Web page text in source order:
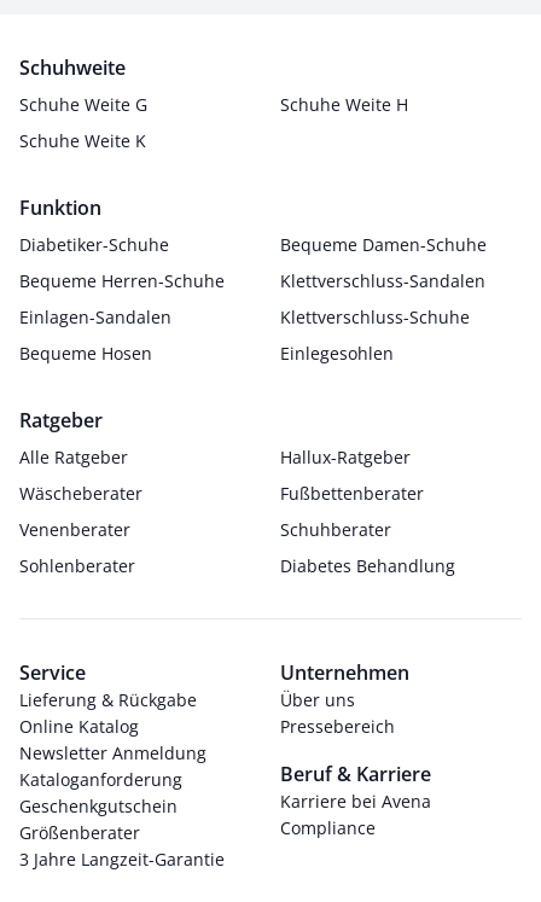
Schuhweite
Schuhe Weite G
Schuhe Weite H
Schuhe Weite K
Funktion
Diabetiker-Schuhe
Bequeme Damen-Schuhe
Bequeme Herren-Schuhe
Klettverschluss-Sandalen
Einlagen-Sandalen
Klettverschluss-Schuhe
Bequeme Hosen
Einlegesohlen
Ratgeber
Alle Ratgeber
Hallux-Ratgeber
Wäscheberater
Fußbettenberater
Venenberater
Schuhberater
Sohlenberater
Diabetes Behandlung
Service
Lieferung & Rückgabe
Online Katalog
Newsletter Anmeldung
Kataloganforderung
Geschenkgutschein
Größenberater
3 Jahre Langzeit-Garantie
Unternehmen
Über uns
Pressebereich
Beruf & Karriere
Karriere bei Avena
Compliance